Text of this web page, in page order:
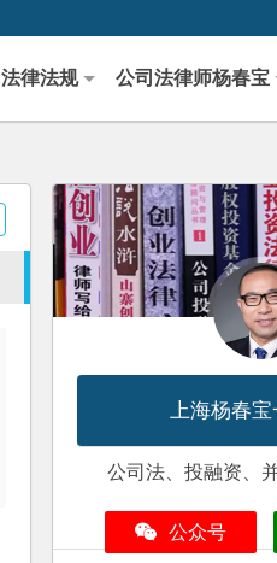
法律法规 公司法律师杨春宝
上海杨春
公司法、投融资、
公众号